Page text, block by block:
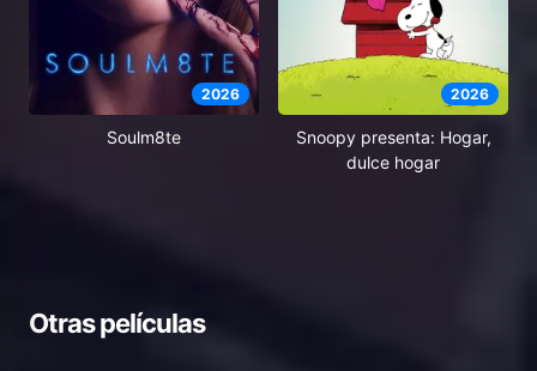
2026
Soulm8te
2026
Snoopy presenta: Hogar,
dulce hogar
Otras películas